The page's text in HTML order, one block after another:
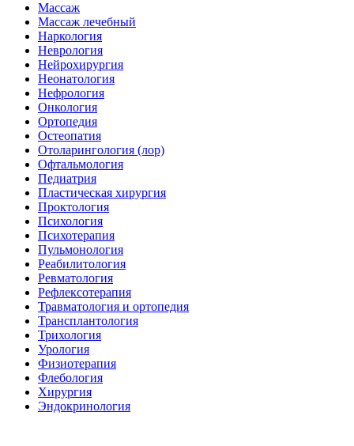
Массаж
Массаж лечебный
Наркология
Неврология
Нейрохирургия
Неонатология
Нефрология
Онкология
Ортопедия
Остеопатия
Отоларингология (лор)
Офтальмология
Педиатрия
Пластическая хирургия
Проктология
Психология
Психотерапия
Пульмонология
Реабилитология
Ревматология
Рефлексотерапия
Травматология и ортопедия
Трансплантология
Трихология
Урология
Физиотерапия
Флебология
Хирургия
Эндокринология